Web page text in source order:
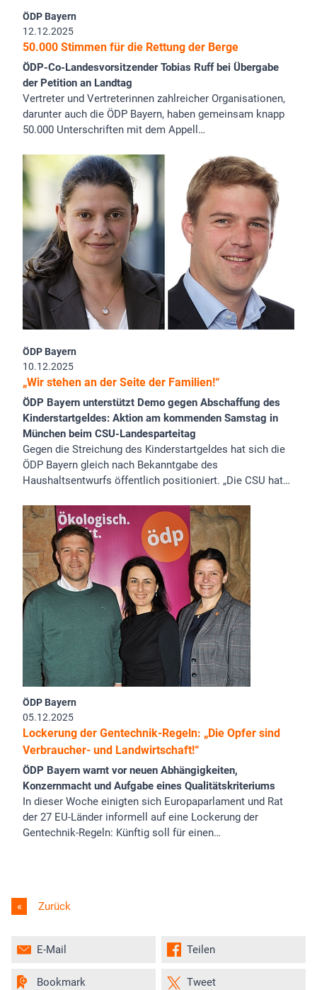
ÖDP Bayern
12.12.2025
50.000 Stimmen für die Rettung der Berge
ÖDP-Co-Landesvorsitzender Tobias Ruff bei Übergabe
der Petition an Landtag
Vertreter und Vertreterinnen zahlreicher Organisationen,
darunter auch die ÖDP Bayern, haben gemeinsam knapp
50.000 Unterschriften mit dem Appell…
ÖDP Bayern
10.12.2025
„Wir stehen an der Seite der Familien!“
ÖDP Bayern unterstützt Demo gegen Abschaffung des
Kinderstartgeldes: Aktion am kommenden Samstag in
München beim CSU-Landesparteitag
Gegen die Streichung des Kinderstartgeldes hat sich die
ÖDP Bayern gleich nach Bekanntgabe des
Haushaltsentwurfs öffentlich positioniert. „Die CSU hat…
ÖDP Bayern
05.12.2025
Lockerung der Gentechnik-Regeln: „Die Opfer sind
Verbraucher- und Landwirtschaft!“
ÖDP Bayern warnt vor neuen Abhängigkeiten,
Konzernmacht und Aufgabe eines Qualitätskriteriums
In dieser Woche einigten sich Europaparlament und Rat
der 27 EU-Länder informell auf eine Lockerung der
Gentechnik-Regeln: Künftig soll für einen…
Zurück
Teilen
Tweet
E-Mail
Bookmark